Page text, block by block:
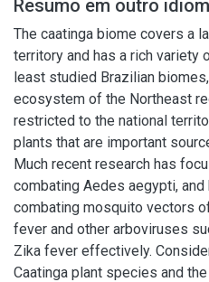
Resumo em outro
The caatinga biome covers a
territory and has a rich
least studied Brazilian
ecosystem of the Northeast
restricted to the national
plants that are important
Much recent research has
combating Aedes aegypti,
combating mosquito vectors
fever and other arboviruses
Zika fever effectively.
Caatinga plant species and